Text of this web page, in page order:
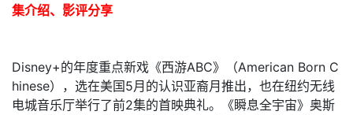
集介绍、影评分享
Disney+的年度重点新戏《西游ABC》（American Born C
hinese），选在美国5月的认识亚裔月推出，也在纽约无线
电城音乐厅举行了前2集的首映典礼。《瞬息全宇宙》奥斯